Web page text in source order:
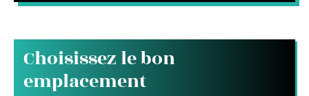
Choisissez le bon
emplacement